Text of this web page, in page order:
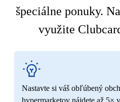
špeciálne ponuky.
využite
Nastavte si váš obľúbený
hypermarketov nájdete až 5×